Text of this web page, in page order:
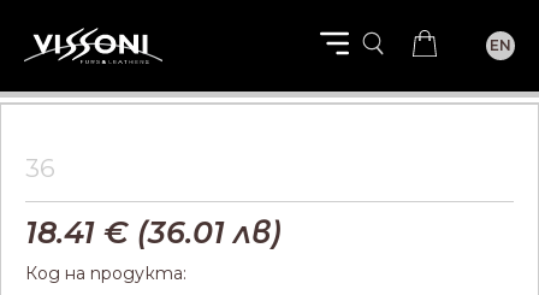
EN
36
18.41 € (36.01 лв)
Код на продукта: